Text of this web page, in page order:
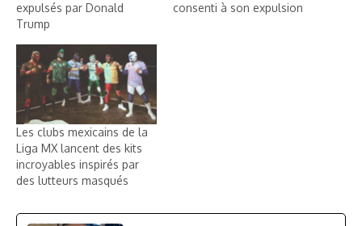
expulsés par Donald
Trump
consenti à son expulsion
Les clubs mexicains de la
Liga MX lancent des kits
incroyables inspirés par
des lutteurs masqués